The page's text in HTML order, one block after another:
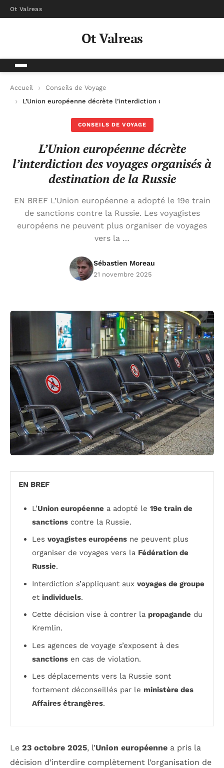
Ot Valreas
Ot Valreas
Accueil
Conseils de Voyage
L’Union européenne décrète l’interdiction des voyages
CONSEILS DE VOYAGE
L’Union européenne décrète
l’interdiction des voyages organisés à
destination de la Russie
EN BREF L’Union européenne a adopté le 19e train
de sanctions contre la Russie. Les voyagistes
européens ne peuvent plus organiser de voyages
vers la …
Sébastien Moreau
21 novembre 2025
EN BREF
L’Union européenne a adopté le 19e train de
sanctions contre la Russie.
Les voyagistes européens ne peuvent plus
organiser de voyages vers la Fédération de
Russie.
Interdiction s’appliquant aux voyages de groupe
et individuels.
Cette décision vise à contrer la propagande du
Kremlin.
Les agences de voyage s’exposent à des
sanctions en cas de violation.
Les déplacements vers la Russie sont
fortement déconseillés par le ministère des
Affaires étrangères.
Le 23 octobre 2025, l’Union européenne a pris la
décision d’interdire complètement l’organisation de